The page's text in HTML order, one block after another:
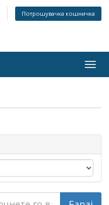
Потрошувачка кошничка